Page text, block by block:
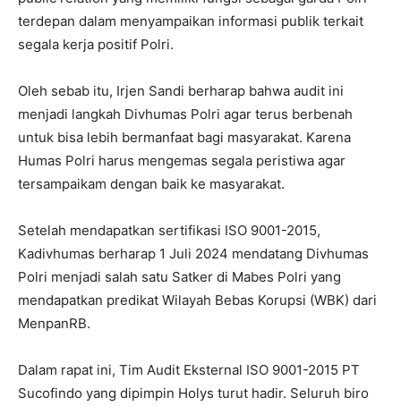
terdepan dalam menyampaikan informasi publik terkait
segala kerja positif Polri.
Oleh sebab itu, Irjen Sandi berharap bahwa audit ini
menjadi langkah Divhumas Polri agar terus berbenah
untuk bisa lebih bermanfaat bagi masyarakat. Karena
Humas Polri harus mengemas segala peristiwa agar
tersampaikam dengan baik ke masyarakat.
Setelah mendapatkan sertifikasi ISO 9001-2015,
Kadivhumas berharap 1 Juli 2024 mendatang Divhumas
Polri menjadi salah satu Satker di Mabes Polri yang
mendapatkan predikat Wilayah Bebas Korupsi (WBK) dari
MenpanRB.
Dalam rapat ini, Tim Audit Eksternal ISO 9001-2015 PT
Sucofindo yang dipimpin Holys turut hadir. Seluruh biro